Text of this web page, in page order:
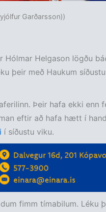
Garðarsson))
Hólmar Helgason lögðu
þeir með Haukum síðustu
Þeir hafa ekki enn
eftir að hafa hætt í
í síðustu viku.
fimm tímabilum. Léku